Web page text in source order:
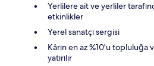
Yerlilere ait ve yerliler
etkinlikler
Yerel sanatçı sergisi
Kârın en az %10'u
yatırılır